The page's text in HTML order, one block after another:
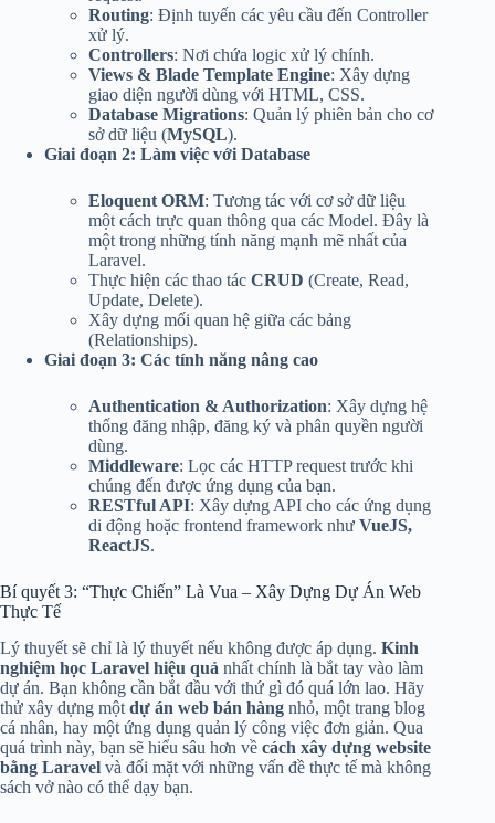
Routing: Định tuyến các yêu cầu đến Controller
xử lý.
Controllers: Nơi chứa logic xử lý chính.
Views & Blade Template Engine: Xây dựng
giao diện người dùng với HTML, CSS.
Database Migrations: Quản lý phiên bản cho cơ
sở dữ liệu (MySQL).
Giai đoạn 2: Làm việc với Database
Eloquent ORM: Tương tác với cơ sở dữ liệu
một cách trực quan thông qua các Model. Đây là
một trong những tính năng mạnh mẽ nhất của
Laravel.
Thực hiện các thao tác CRUD (Create, Read,
Update, Delete).
Xây dựng mối quan hệ giữa các bảng
(Relationships).
Giai đoạn 3: Các tính năng nâng cao
Authentication & Authorization: Xây dựng hệ
thống đăng nhập, đăng ký và phân quyền người
dùng.
Middleware: Lọc các HTTP request trước khi
chúng đến được ứng dụng của bạn.
RESTful API: Xây dựng API cho các ứng dụng
di động hoặc frontend framework như VueJS,
ReactJS.
Bí quyết 3: “Thực Chiến” Là Vua – Xây Dựng Dự Án Web
Thực Tế
Lý thuyết sẽ chỉ là lý thuyết nếu không được áp dụng. Kinh
nghiệm học Laravel hiệu quả nhất chính là bắt tay vào làm
dự án. Bạn không cần bắt đầu với thứ gì đó quá lớn lao. Hãy
thử xây dựng một dự án web bán hàng nhỏ, một trang blog
cá nhân, hay một ứng dụng quản lý công việc đơn giản. Qua
quá trình này, bạn sẽ hiểu sâu hơn về cách xây dựng website
bằng Laravel và đối mặt với những vấn đề thực tế mà không
sách vở nào có thể dạy bạn.